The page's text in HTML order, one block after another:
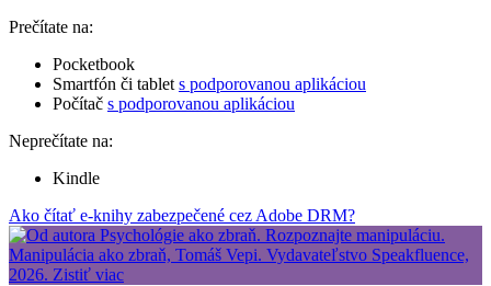
Prečítate na:
Pocketbook
Smartfón či tablet s podporovanou aplikáciou
Počítač s podporovanou aplikáciou
Neprečítate na:
Kindle
Ako čítať e-knihy zabezpečené cez Adobe DRM?